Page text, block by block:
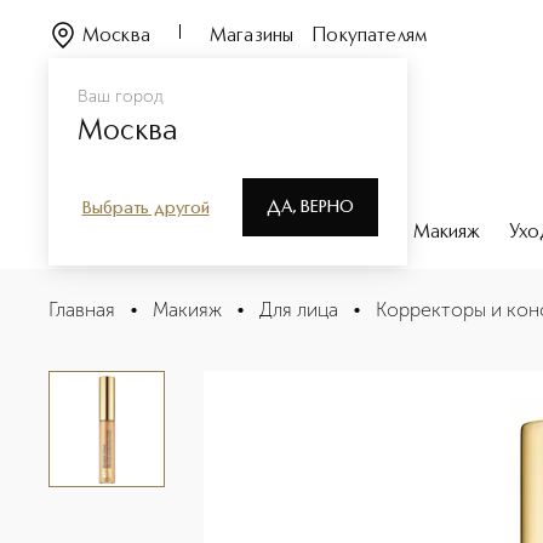
Ваш город
Москва
Выбрать другой ДА, ВЕРНО
Москва Магазины Покупателям
Парфюмерия Макияж
Double Wear Stay-in-Place Flawless Wear Консилер
Описание
Главная • Макияж • Для лица • Корректоры и